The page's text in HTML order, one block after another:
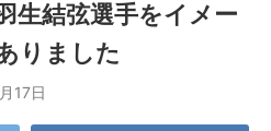
生結弦選手をイメー
りました
17日